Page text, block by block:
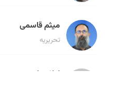
میثم قاسمی
تحریریه
لیلا حنارود